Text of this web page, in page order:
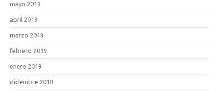
mayo 2019
abril 2019
marzo 2019
febrero 2019
enero 2019
diciembre 2018